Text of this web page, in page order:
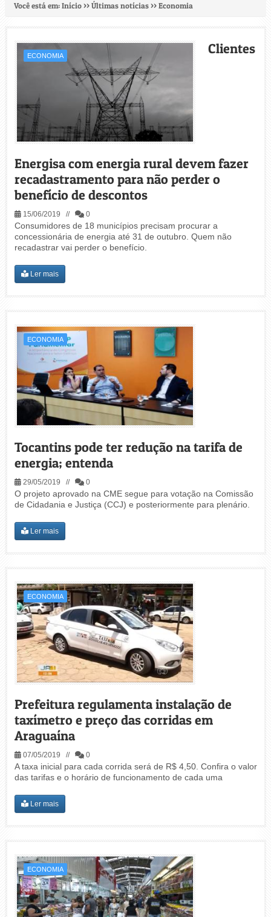
Você está em:Início>>Últimas notícias>>Economia
ECONOMIA Clientes
Energisa com energia rural devem fazer
recadastramento para não perder o
benefício de descontos
15/06/2019 // 0
Consumidores de 18 municípios precisam procurar a
concessionária de energia até 31 de outubro. Quem não
recadastrar vai perder o benefício.
Ler mais
ECONOMIA
Tocantins pode ter redução na tarifa de
energia; entenda
29/05/2019 // 0
O projeto aprovado na CME segue para votação na Comissão
de Cidadania e Justiça (CCJ) e posteriormente para plenário.
Ler mais
ECONOMIA
Prefeitura regulamenta instalação de
taxímetro e preço das corridas em
Araguaína
07/05/2019 // 0
A taxa inicial para cada corrida será de R$ 4,50. Confira o valor
das tarifas e o horário de funcionamento de cada uma
Ler mais
ECONOMIA